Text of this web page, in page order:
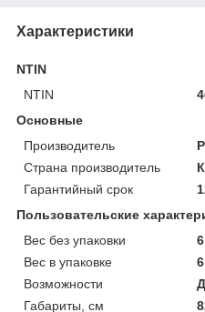
Характеристики
NTIN
NTIN
Основные
Производитель
Страна производитель
Гарантийный срок
Пользовательские
Вес без упаковки
Вес в упаковке
Возможности
Габариты, см